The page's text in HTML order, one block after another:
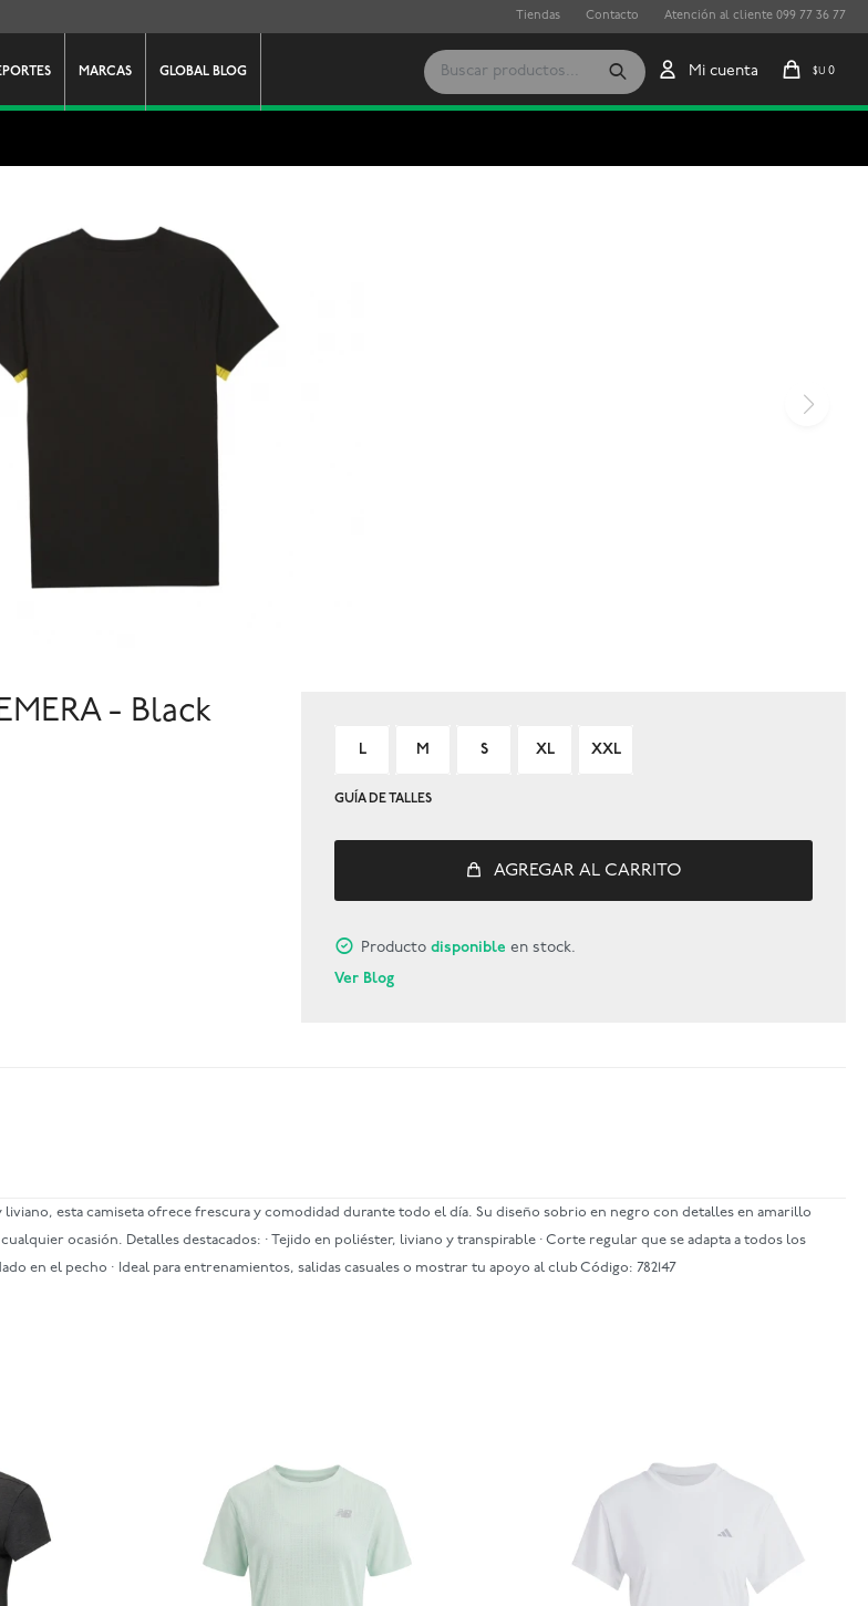
MARCAS GLOBAL BLOG $U 0
Tiendas Contacto Atención al cliente 099 77 36 77
- Black
L M S XL XXL
GUÍA DE TALLES
AGREGAR AL CARRITO
Productodisponible en stock.
Ver Blog
esta camiseta ofrece frescura y comodidad durante todo el día. Su diseño sobrio en negro con detalles en amarillo
ocasión. Detalles destacados: · Tejido en poliéster, liviano y transpirable · Corte regular que se adapta a todos los
en el pecho · Ideal para entrenamientos, salidas casuales o mostrar tu apoyo al club Código: 782147